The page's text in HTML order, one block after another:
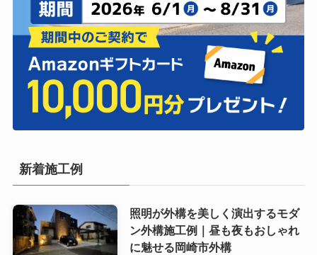
新着施工例
照明が外構を美しく演出するモダ
ン外構施工例｜昼も夜もおしゃれ
に魅せる岡崎市外構